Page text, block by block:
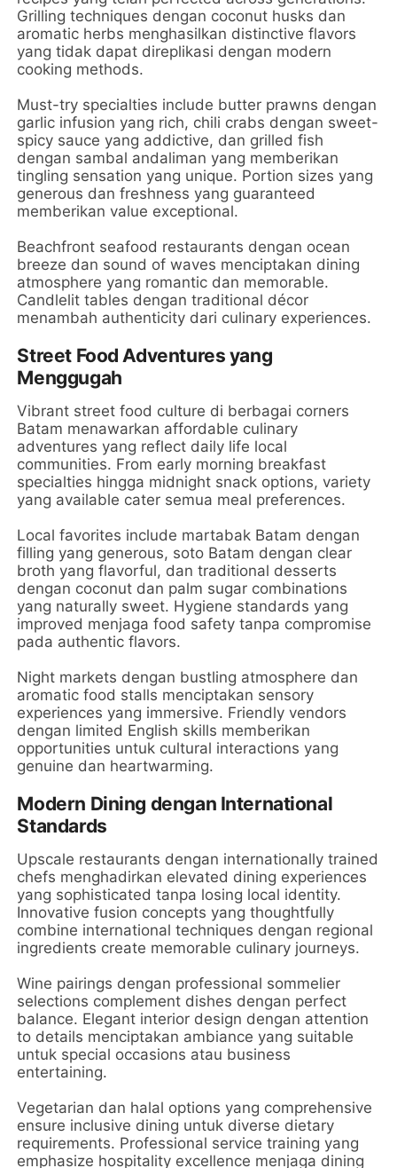
Grilling techniques dengan coconut husks dan
aromatic herbs menghasilkan distinctive flavors
yang tidak dapat direplikasi dengan modern
cooking methods.
Must-try specialties include butter prawns dengan
garlic infusion yang rich, chili crabs dengan sweet-
spicy sauce yang addictive, dan grilled fish
dengan sambal andaliman yang memberikan
tingling sensation yang unique. Portion sizes yang
generous dan freshness yang guaranteed
memberikan value exceptional.
Beachfront seafood restaurants dengan ocean
breeze dan sound of waves menciptakan dining
atmosphere yang romantic dan memorable.
Candlelit tables dengan traditional décor
menambah authenticity dari culinary experiences.
Street Food Adventures yang
Menggugah
Vibrant street food culture di berbagai corners
Batam menawarkan affordable culinary
adventures yang reflect daily life local
communities. From early morning breakfast
specialties hingga midnight snack options, variety
yang available cater semua meal preferences.
Local favorites include martabak Batam dengan
filling yang generous, soto Batam dengan clear
broth yang flavorful, dan traditional desserts
dengan coconut dan palm sugar combinations
yang naturally sweet. Hygiene standards yang
improved menjaga food safety tanpa compromise
pada authentic flavors.
Night markets dengan bustling atmosphere dan
aromatic food stalls menciptakan sensory
experiences yang immersive. Friendly vendors
dengan limited English skills memberikan
opportunities untuk cultural interactions yang
genuine dan heartwarming.
Modern Dining dengan International
Standards
Upscale restaurants dengan internationally trained
chefs menghadirkan elevated dining experiences
yang sophisticated tanpa losing local identity.
Innovative fusion concepts yang thoughtfully
combine international techniques dengan regional
ingredients create memorable culinary journeys.
Wine pairings dengan professional sommelier
selections complement dishes dengan perfect
balance. Elegant interior design dengan attention
to details menciptakan ambiance yang suitable
untuk special occasions atau business
entertaining.
Vegetarian dan halal options yang comprehensive
ensure inclusive dining untuk diverse dietary
requirements. Professional service training yang
emphasize hospitality excellence menjaga dining